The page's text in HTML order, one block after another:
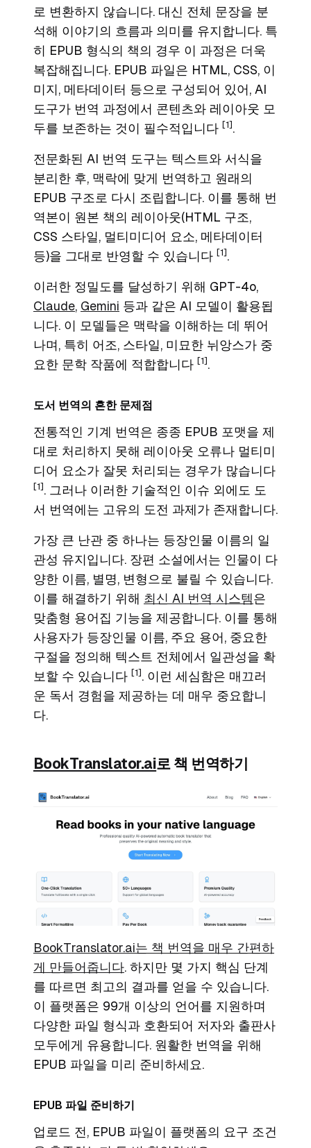
로 변환하지 않습니다. 대신 전체 문장을 분
석해 이야기의 흐름과 의미를 유지합니다. 특
히 EPUB 형식의 책의 경우 이 과정은 더욱
복잡해집니다. EPUB 파일은 HTML, CSS, 이
미지, 메타데이터 등으로 구성되어 있어, AI
도구가 번역 과정에서 콘텐츠와 레이아웃 모
두를 보존하는 것이 필수적입니다 [1] .
전문화된 AI 번역 도구는 텍스트와 서식을
분리한 후, 맥락에 맞게 번역하고 원래의
EPUB 구조로 다시 조립합니다. 이를 통해 번
역본이 원본 책의 레이아웃(HTML 구조,
CSS 스타일, 멀티미디어 요소, 메타데이터
등)을 그대로 반영할 수 있습니다 [1] .
이러한 정밀도를 달성하기 위해 GPT-4o,
Claude, Gemini 등과 같은 AI 모델이 활용됩
니다. 이 모델들은 맥락을 이해하는 데 뛰어
나며, 특히 어조, 스타일, 미묘한 뉘앙스가 중
요한 문학 작품에 적합합니다 [1] .
도서 번역의 흔한 문제점
전통적인 기계 번역은 종종 EPUB 포맷을 제
대로 처리하지 못해 레이아웃 오류나 멀티미
디어 요소가 잘못 처리되는 경우가 많습니다
[1] . 그러나 이러한 기술적인 이슈 외에도 도
서 번역에는 고유의 도전 과제가 존재합니다.
가장 큰 난관 중 하나는 등장인물 이름의 일
관성 유지입니다. 장편 소설에서는 인물이 다
양한 이름, 별명, 변형으로 불릴 수 있습니다.
이를 해결하기 위해 최신 AI 번역 시스템은
맞춤형 용어집 기능을 제공합니다. 이를 통해
사용자가 등장인물 이름, 주요 용어, 중요한
구절을 정의해 텍스트 전체에서 일관성을 확
보할 수 있습니다 [1] . 이런 세심함은 매끄러
운 독서 경험을 제공하는 데 매우 중요합니
다.
BookTranslator.ai로 책 번역하기
BookTranslator.ai는 책 번역을 매우 간편하
게 만들어줍니다. 하지만 몇 가지 핵심 단계
를 따르면 최고의 결과를 얻을 수 있습니다.
이 플랫폼은 99개 이상의 언어를 지원하며
다양한 파일 형식과 호환되어 저자와 출판사
모두에게 유용합니다. 원활한 번역을 위해
EPUB 파일을 미리 준비하세요.
EPUB 파일 준비하기
업로드 전, EPUB 파일이 플랫폼의 요구 조건